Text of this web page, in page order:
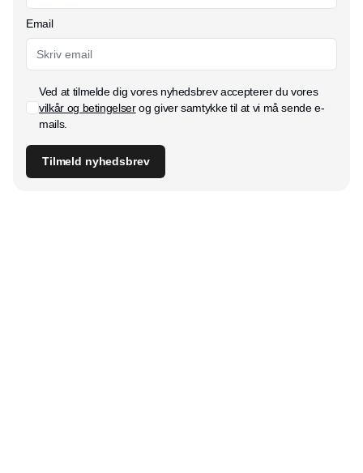
Email
Ved at tilmelde dig vores nyhedsbrev accepterer du vores
vilkår og betingelserog giver samtykke til at vi må sende e-
mails.
Tilmeld nyhedsbrev